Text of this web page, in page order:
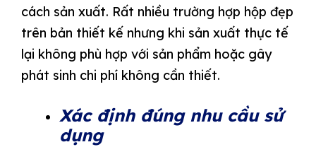
cách sản xuất. Rất nhiều trường hợp hộp đẹp
trên bản thiết kế nhưng khi sản xuất thực tế
lại không phù hợp với sản phẩm hoặc gây
phát sinh chi phí không cần thiết.
Xác định đúng nhu cầu sử
dụng